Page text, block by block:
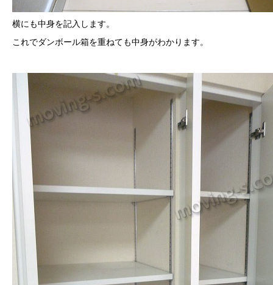
横にも中身を記入します。
これでダンボール箱を重ねても中身がわかります。